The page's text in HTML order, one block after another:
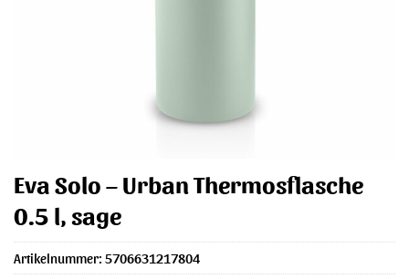
Eva Solo – Urban Thermosflasche
0.5 l, sage
Artikelnummer: 5706631217804